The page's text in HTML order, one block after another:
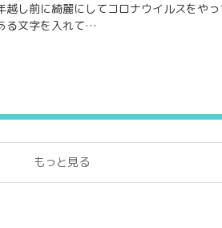
越し前に綺麗にしてコロナウイルスをや
る文字を入れて…
もっと見る